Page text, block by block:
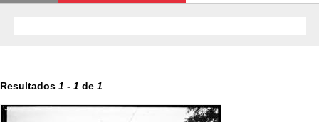
Resultados 1 - 1 de 1